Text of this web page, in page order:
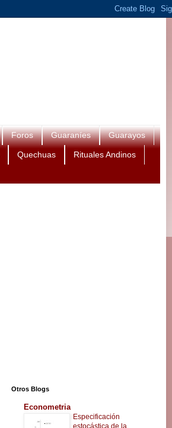
Foros Guaraníes Guarayos
Quechuas Rituales Andinos
Otros Blogs
Econometria
Especificación
estocástica de la